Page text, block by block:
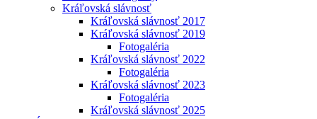
Kráľovská slávnosť
Kráľovská slávnosť 2017
Kráľovská slávnosť 2019
Fotogaléria
Kráľovská slávnosť 2022
Fotogaléria
Kráľovská slávnosť 2023
Fotogaléria
Kráľovská slávnosť 2025